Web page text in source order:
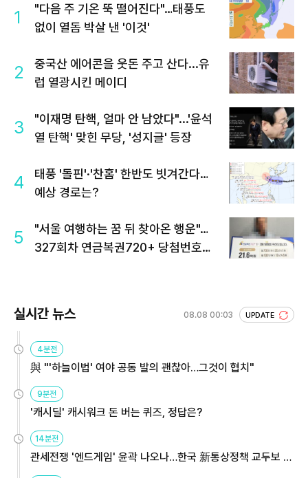
1
"다음 주 기온 뚝 떨어진다"…태풍도
없이 열돔 박살 낸 '이것'
2
중국산 에어콘을 웃돈 주고 산다...유
럽 열광시킨 메이디
3
"이재명 탄핵, 얼마 안 남았다"...'윤석
열 탄핵' 맞힌 무당, '성지글' 등장
4
태풍 '돌핀'·'찬홈' 한반도 빗겨간다…
예상 경로는?
5
"서울 여행하는 꿈 뒤 찾아온 행운"…
327회차 연금복권720+ 당첨번호조
실시간 뉴스 08.08 00:03 UPDATE
4분전
與 "'하늘이법' 여야 공동 발의 괜찮아…그것이 협치"
9분전
'캐시딜' 캐시워크 돈 버는 퀴즈, 정답은?
14분전
관세전쟁 '엔드게임' 윤곽 나오나…한국 新통상정책 교두보 활
용해야